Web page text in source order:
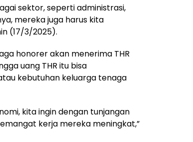
sektor, seperti administrasi,
mereka juga harus kita
(17/3/2025).
honorer akan menerima THR
uang THR itu bisa
kebutuhan keluarga tenaga
kita ingin dengan tunjangan
kerja mereka meningkat,”